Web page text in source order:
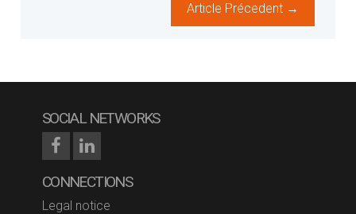
Article Précedent →
SOCIAL NETWORKS
CONNECTIONS
Legal notice